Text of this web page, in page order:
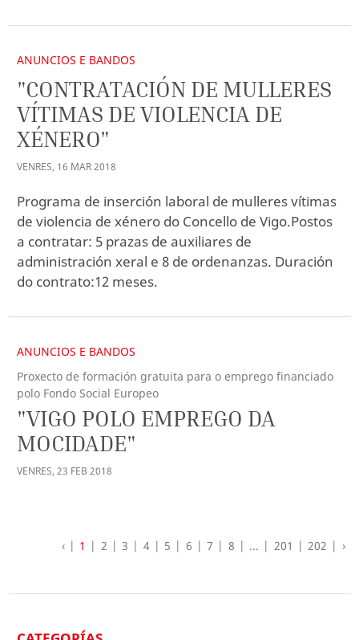
ANUNCIOS E BANDOS
"CONTRATACIÓN DE MULLERES
VÍTIMAS DE VIOLENCIA DE
XÉNERO"
VENRES, 16 MAR2018
Programa de inserción laboral de mulleres vítimas
de violencia de xénero do Concello de Vigo.Postos
a contratar: 5 prazas de auxiliares de
administración xeral e 8 de ordenanzas. Duración
do contrato:12 meses.
ANUNCIOS E BANDOS
Proxecto de formación gratuita para o emprego financiado
polo Fondo Social Europeo
"VIGO POLO EMPREGO DA
MOCIDADE"
VENRES, 23 FEB 2018
‹ 1 2 3 4 5 6 7 8 ... 201 202 ›